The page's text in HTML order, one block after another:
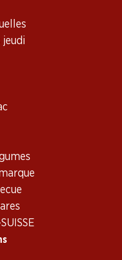
Roussillon
Pays d’Oc IGP